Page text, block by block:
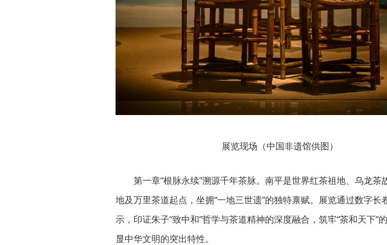
展览现场（中国非遗馆供图）
第一章“根脉永续”溯源千年茶脉。南平是世界红茶祖地、乌龙茶
地及万里茶道起点，坐拥“一地三世遗”的独特禀赋。展览通过数字长
示，印证朱子“致中和”哲学与茶道精神的深度融合，筑牢“茶和天下”
显中华文明的突出特性。